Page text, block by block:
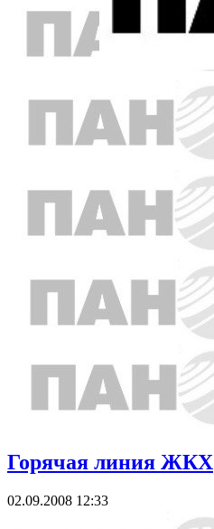
Горячая линия ЖКХ
02.09.2008 12:33